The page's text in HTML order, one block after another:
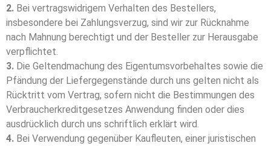
2. Bei vertragswidrigem Verhalten des Bestellers,
insbesondere bei Zahlungsverzug, sind wir zur Rücknahme
nach Mahnung berechtigt und der Besteller zur Herausgabe
verpflichtet.
3. Die Geltendmachung des Eigentumsvorbehaltes sowie die
Pfändung der Liefergegenstände durch uns gelten nicht als
Rücktritt vom Vertrag, sofern nicht die Bestimmungen des
Verbraucherkreditgesetzes Anwendung finden oder dies
ausdrücklich durch uns schriftlich erklärt wird.
4. Bei Verwendung gegenüber Kaufleuten, einer juristischen